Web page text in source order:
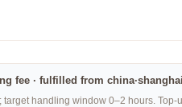
fee · fulfilled from
handling window 0–2 hours.